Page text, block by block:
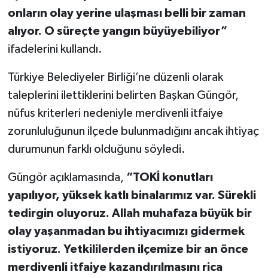
onların olay yerine ulaşması belli bir zaman
alıyor. O süreçte yangın büyüyebiliyor”
ifadelerini kullandı.
Türkiye Belediyeler Birliği’ne düzenli olarak
taleplerini ilettiklerini belirten Başkan Güngör,
nüfus kriterleri nedeniyle merdivenli itfaiye
zorunluluğunun ilçede bulunmadığını ancak ihtiyaç
durumunun farklı olduğunu söyledi.
Güngör açıklamasında, “TOKİ konutları
yapılıyor, yüksek katlı binalarımız var. Sürekli
tedirgin oluyoruz. Allah muhafaza büyük bir
olay yaşanmadan bu ihtiyacımızı gidermek
istiyoruz. Yetkililerden ilçemize bir an önce
merdivenli itfaiye kazandırılmasını rica